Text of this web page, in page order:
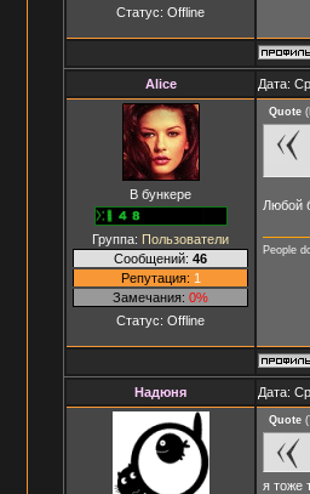
Статус: Offline
Alice Дата:
В бункере
Группа: Пользователи
Сообщений: 46
Репутация: 1
Замечания: 0%
Статус: Offline
Quote (
Любой
People
Надюня Дата:
Quote (
я тоже